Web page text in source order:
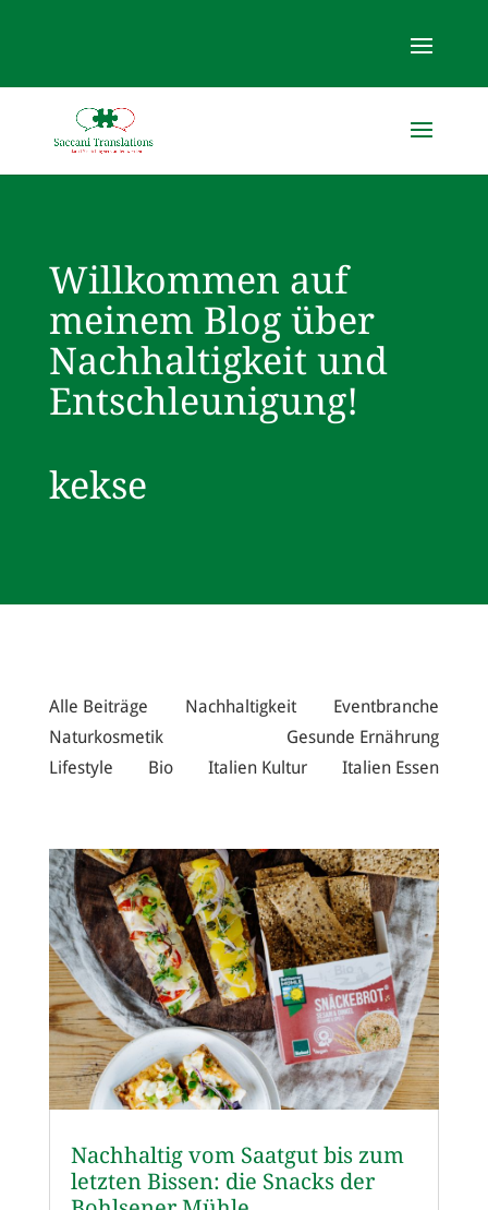
Willkommen auf
meinem Blog über
Nachhaltigkeit und
Entschleunigung!
kekse
Alle Beiträge Nachhaltigkeit
Eventbranche
Naturkosmetik
Gesunde Ernährung
Lifestyle
Bio Italien Kultur Italien Essen
Nachhaltig vom Saatgut bis zum
letzten Bissen: die Snacks der